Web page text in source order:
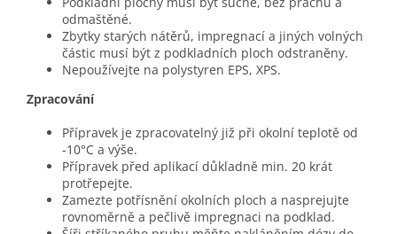
odmaštěné.
Zbytky starých nátěrů, impregnací a jiných volných
částic musí být z podkladních ploch odstraněny.
Nepoužívejte na polystyren EPS, XPS.
Zpracování
Přípravek je zpracovatelný již při okolní teplotě od
-10°C a výše.
Přípravek před aplikací důkladně min. 20 krát
protřepejte.
Zamezte potřísnění okolních ploch a nasprejujte
rovnoměrně a pečlivě impregnaci na podklad.